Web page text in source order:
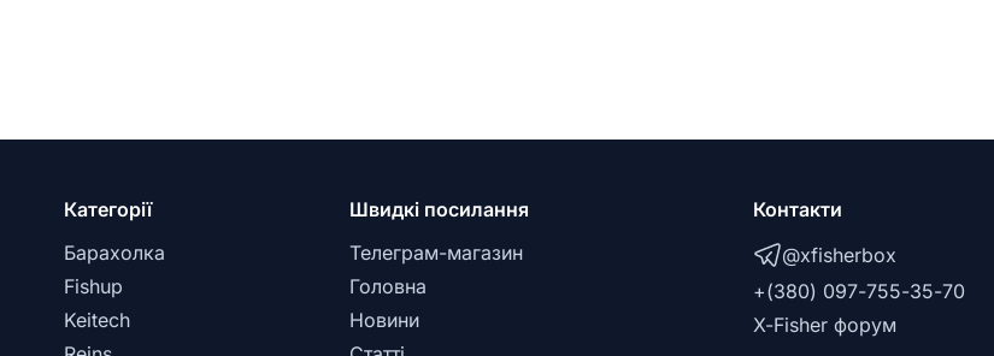
Категорії
Барахолка
Fishup
Keitech
Швидкі посилання
Телеграм-магазин
Головна
Новини
Контакти
@xfisherbox
+(380) 097-755-35-70
X-Fisher форум